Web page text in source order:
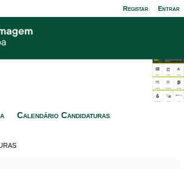
Registar Entrar
Calendário Candidaturas